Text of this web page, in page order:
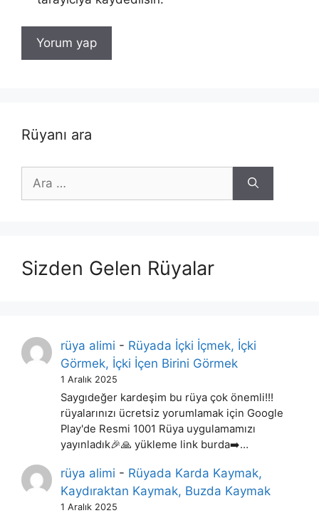
Rüyanı ara
için
Sizden Gelen Rüyalar
rüya alimi - Rüyada İçki İçmek, İçki
Görmek, İçki İçen Birini Görmek
1 Aralık 2025
Saygıdeğer kardeşim bu rüya çok önemli!!!
rüyalarınızı ücretsiz yorumlamak için Google
Play'de Resmi 1001 Rüya uygulamamızı
yayınladık🎉🙏 yükleme link burda➡️…
rüya alimi - Rüyada Karda Kaymak,
Kaydıraktan Kaymak, Buzda Kaymak
1 Aralık 2025